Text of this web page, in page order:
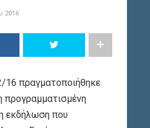
2016
16 πραγματοποιήθηκε
προγραμματισμένη
εκδήλωση που